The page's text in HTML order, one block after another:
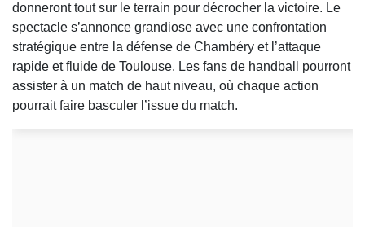
donneront tout sur le terrain pour décrocher la victoire. Le
spectacle s’annonce grandiose avec une confrontation
stratégique entre la défense de Chambéry et l’attaque
rapide et fluide de Toulouse. Les fans de handball pourront
assister à un match de haut niveau, où chaque action
pourrait faire basculer l’issue du match.